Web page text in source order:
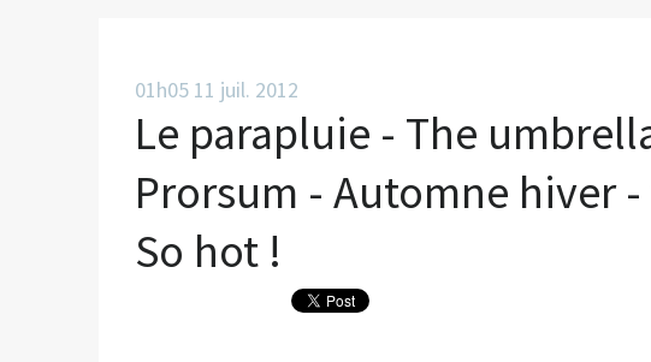
01h05 11 juil. 2012
Le parapluie - The
Prorsum - Automne hiver
So hot !